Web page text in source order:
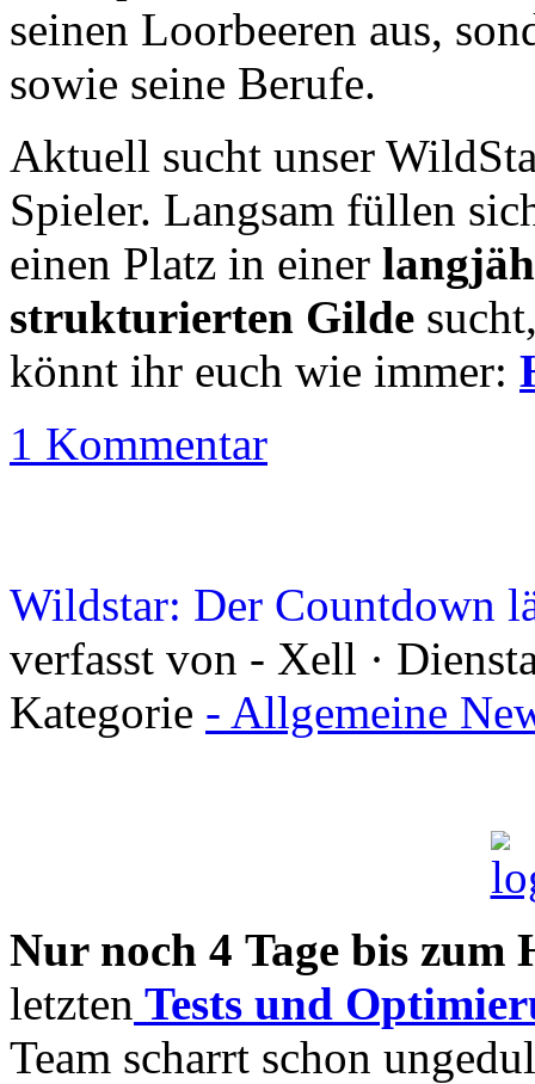
seinen Loorbeeren aus,
sowie seine Berufe.
Aktuell sucht unser
Spieler. Langsam füllen
einen Platz in einer
strukturierten Gilde
könnt ihr euch wie immer:
1 Kommentar
Wildstar: Der Countdown
verfasst von - Xell ·
Kategorie - Allgemeine
Nur noch 4 Tage bis zum
letzten Tests und
Team scharrt schon